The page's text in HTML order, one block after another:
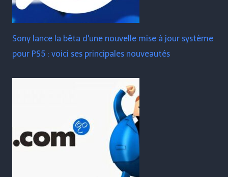
Sony lance la bêta d'une nouvelle mise à jour système
pour PS5 : voici ses principales nouveautés